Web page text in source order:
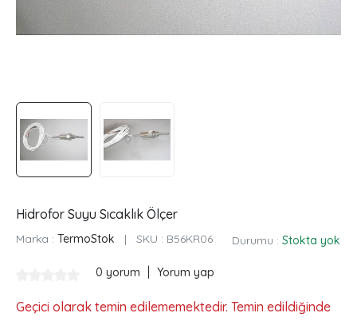
Hidrofor Suyu Sıcaklık Ölçer
Marka : TermoStok | SKU : B56KR06 Durumu : Stokta yok
0 yorum Yorum yap
Geçici olarak temin edilememektedir. Temin edildiğinde